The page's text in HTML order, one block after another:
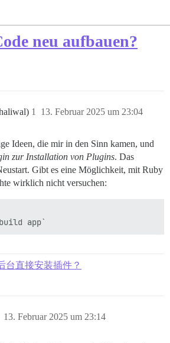
neu aufbauen?
13. Februar 2025 um 23:04
1
Ideen, die mir in den Sinn kamen, und
zur Installation von Plugins. Das
Gibt es eine Möglichkeit, mit Ruby
wirklich nicht versuchen:
台直接安装插件？
13. Februar 2025 um 23:14